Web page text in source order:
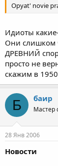
Opyat' novie
Идиоты
Они слишком
ДРЕВНИЙ
просто не
скажим в
Б баир
Мастер
28 Янв 2006
Новости